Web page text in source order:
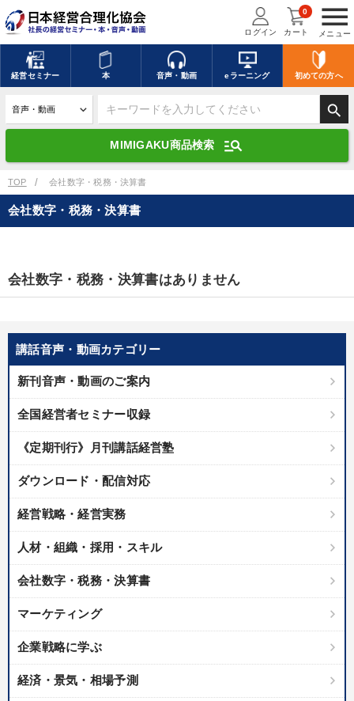
menu
メニュー
ログイン カート
0
経営セミナー 本 音声・動画 eラーニング 初めての方へ
search
MIMIGAKU商品検索 manage_search
キーワードを入力して探す
デジタル版対応のみ検索結果に表示する
search 上記の条件で検索
ます
若手異才経営者の発想 専門家のアドバイス
リーダーの器量を学ぶ
テーマ
「儲けの本質」を突く
高める教材２選
【5月】音声・映像
経営者のための《音声・動画で学ぶ》講演シリーズ
TOP 会社数字・税務・決算書
講話音声・動画カテゴリー
新刊音声・動画のご案内
全国経営者セミナー収録
《定期刊行》月刊講話経営塾
ダウンロード・配信対応
経営戦略・経営実務
人材・組織・採用・スキル
会社数字・税務・決算書
マーケティング
企業戦略に学ぶ
経済・景気・相場予測
会社数字・税務・決算書
会社数字・税務・決算書はありません